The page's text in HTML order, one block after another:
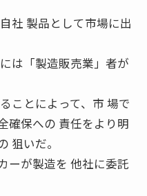
社 製品として市場に出
は「製造販売業」者が
ことによって、市 場で
確保への 責任をより明
狙いだ。
ーが製造を 他社に委託